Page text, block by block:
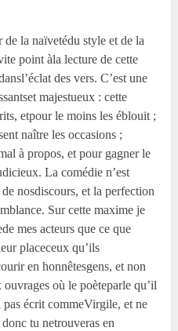
de la naïvetédu style et de la
point àla lecture de cette
des vers. C’est une
majestueux : cette
etpour le moins les éblouit ;
naître les occasions ;
à propos, et pour gagner le
La comédie n’est
nosdiscours, et la perfection
Sur cette maxime je
mes acteurs que ce que
placeceux qu’ils
en honnêtesgens, et non
ouvrages où le poèteparle qu’il
pas écrit commeVirgile, et ne
tu netrouveras en